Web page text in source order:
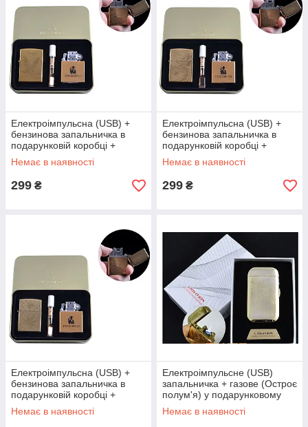
Електроімпульсна (USB) +
бензинова запальничка в
подарунковій коробці +
мундштук "Eagle"
Немає в наявності
299 ₴
Електроімпульсна (USB) +
бензинова запальничка в
подарунковій коробці +
мундштук "Дракон"
Немає в наявності
299 ₴
Електроімпульсна (USB) +
бензинова запальничка в
подарунковій коробці +
мундштук "Конопля"
Немає в наявності
Електроімпульсне (USB)
запальничка + газове (Остроє
полум'я) у подарунковому
пакованні Lighter
Немає в наявності